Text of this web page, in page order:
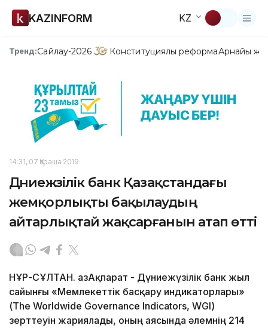
KAZINFORM KZ
Тренд:Сайлау-2026 Конституциялық реформаАрнайы
14:31, 07 Қараша 2019
Дүниежүзілік банк Қазақстандағы
жемқорлықты бақылаудың
айтарлықтай жақсарғанын атап өтті
НҰР-СҰЛТАН. ҚазАқпарат - Дүниежүзілік банк жыл
сайынғы «Мемлекеттік басқару индикаторлары»
(The Worldwide Governance Indicators, WGI)
зерттеуін жариялады, оның аясында әлемнің 214